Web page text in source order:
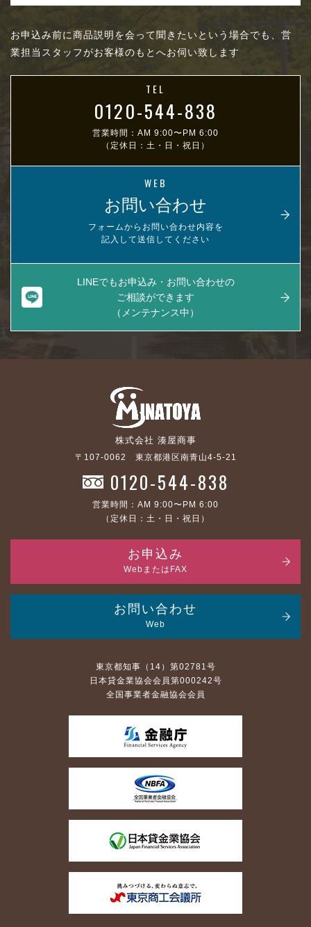
お申込み前に商品説明を会って聞きたいという場合でも、営
業担当スタッフがお客様のもとへお伺い致します
TEL
0120-544-838
営業時間：AM 9:00〜PM 6:00
（定休日：土・日・祝日）
WEB
お問い合わせ
フォームからお問い合わせ内容を
記入して送信してください
LINEでもお申込み・お問い合わせの
ご相談ができます
（メンテナンス中）
株式会社 湊屋商事
〒107-0062 東京都港区南青山4-5-21
0120-544-838
営業時間：AM 9:00〜PM 6:00
（定休日：土・日・祝日）
お申込み
WebまたはFAX
お問い合わせ
Web
東京都知事（14）第02781号
日本貸金業協会会員第000242号
全国事業者金融協会会員